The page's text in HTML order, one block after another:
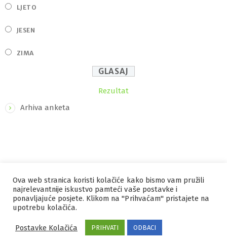
LJETO
JESEN
ZIMA
Rezultat
Arhiva anketa
IZRADA I HOSTINGORBIS
MARKETING
PRAVILA PRIVATNOSTI
Ova web stranica koristi kolačiće kako bismo vam pružili
najrelevantnije iskustvo pamteći vaše postavke i
ponavljajuće posjete. Klikom na "Prihvaćam" pristajete na
upotrebu kolačića.
Postavke Kolačića PRIHVATI ODBACI